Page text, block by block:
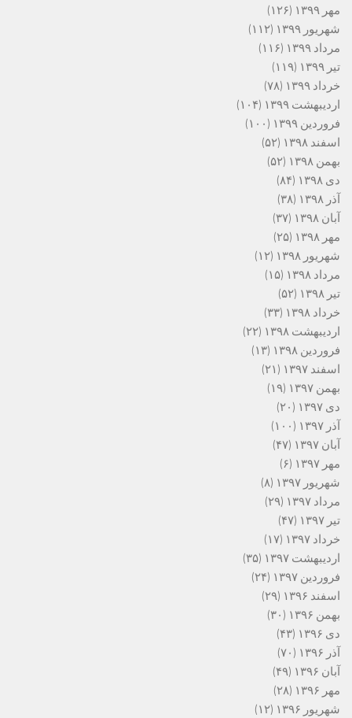
مهر ۱۳۹۹
(۱۲۶)
شهریور ۱۳۹۹
(۱۱۲)
مرداد ۱۳۹۹
(۱۱۶)
تیر ۱۳۹۹
(۱۱۹)
خرداد ۱۳۹۹
(۷۸)
اردیبهشت ۱۳۹۹
(۱۰۴)
فروردین ۱۳۹۹
(۱۰۰)
اسفند ۱۳۹۸
(۵۲)
بهمن ۱۳۹۸
(۵۲)
دی ۱۳۹۸
(۸۴)
آذر ۱۳۹۸
(۳۸)
آبان ۱۳۹۸
(۳۷)
مهر ۱۳۹۸
(۲۵)
شهریور ۱۳۹۸
(۱۲)
مرداد ۱۳۹۸
(۱۵)
تیر ۱۳۹۸
(۵۲)
خرداد ۱۳۹۸
(۳۳)
اردیبهشت ۱۳۹۸
(۲۲)
فروردین ۱۳۹۸
(۱۳)
اسفند ۱۳۹۷
(۲۱)
بهمن ۱۳۹۷
(۱۹)
دی ۱۳۹۷
(۲۰)
آذر ۱۳۹۷
(۱۰۰)
آبان ۱۳۹۷
(۴۷)
مهر ۱۳۹۷
(۶)
شهریور ۱۳۹۷
(۸)
مرداد ۱۳۹۷
(۲۹)
تیر ۱۳۹۷
(۴۷)
خرداد ۱۳۹۷
(۱۷)
اردیبهشت ۱۳۹۷
(۳۵)
فروردین ۱۳۹۷
(۲۴)
اسفند ۱۳۹۶
(۲۹)
بهمن ۱۳۹۶
(۳۰)
دی ۱۳۹۶
(۴۳)
آذر ۱۳۹۶
(۷۰)
آبان ۱۳۹۶
(۴۹)
مهر ۱۳۹۶
(۲۸)
شهریور ۱۳۹۶
(۱۲)